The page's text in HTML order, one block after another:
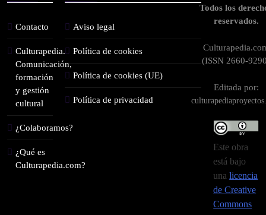
Contacto
Culturapedia.
Comunicación,
formación
y gestión
cultural
¿Colaboramos?
¿Qué es
Culturapedia.com?
Aviso legal
Política de cookies
Política de cookies (UE)
Política de privacidad
Todos los
reservados.
(ISSN 2660-
Editada por:
Este obra
está bajo
unalicencia
de Creative
Commons